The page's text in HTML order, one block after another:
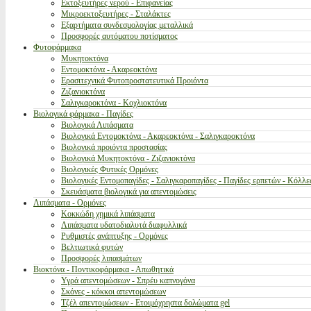
Εκτοξευτήρες νερού - Επιφανείας
Μικροεκτοξευτήρες - Σταλάκτες
Εξαρτήματα συνδεσμολογίας μεταλλικά
Προσφορές αυτόματου ποτίσματος
Φυτοφάρμακα
Μυκητοκτόνα
Εντομοκτόνα - Ακαρεοκτόνα
Ερασιτεχνικά Φυτοπροστατευτικά Προιόντα
Ζιζανιοκτόνα
Σαλιγκαροκτόνα - Κοχλιοκτόνα
Βιολογικά φάρμακα - Παγίδες
Βιολογικά Λιπάσματα
Βιολογικά Εντομοκτόνα - Ακαρεοκτόνα - Σαλιγκαροκτόνα
Βιολογικά προιόντα προστασίας
Βιολογικά Μυκητοκτόνα - Ζιζανιοκτόνα
Βιολογικές Φυτικές Ορμόνες
Βιολογικές Εντομοπαγίδες - Σαλιγκαροπαγίδες - Παγίδες ερπετών -
Σκευάσματα βιολογικά για απεντομώσεις
Λιπάσματα - Ορμόνες
Κοκκώδη χημικά λιπάσματα
Λιπάσματα υδατοδιαλυτά διαφυλλικά
Ρυθμιστές ανάπτυξης - Ορμόνες
Βελτιωτικά φυτών
Προσφορές λιπασμάτων
Βιοκτόνα - Ποντικοφάρμακα - Απωθητικά
Υγρά απεντομώσεων - Σπρέυ καπνογόνα
Σκόνες - κόκκοι απεντομώσεων
Τζέλ απεντομώσεων - Ετοιμόχρηστα δολώματα gel